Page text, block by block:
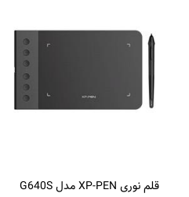
قلم نوری XP-PEN مدل G640S